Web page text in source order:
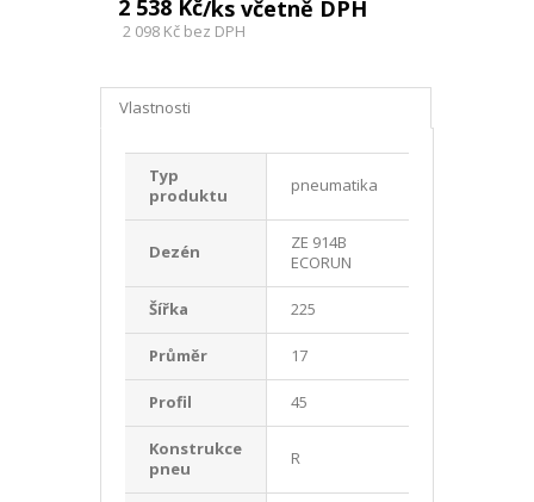
2 538 Kč/ks včetně DPH
2 098 Kč bez DPH
Vlastnosti
Typ
produktu
pneumatika
Dezén
ZE 914B
ECORUN
Šířka 225
Průměr 17
Profil 45
Konstrukce
pneu
R